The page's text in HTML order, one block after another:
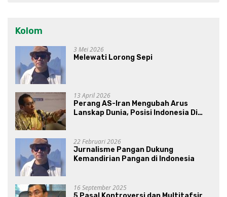
Kolom
3 Mei 2026
Melewati Lorong Sepi
13 April 2026
Perang AS-Iran Mengubah Arus
Lanskap Dunia, Posisi Indonesia Di
22 Februari 2026
Jurnalisme Pangan Dukung
Kemandirian Pangan di Indonesia
16 September 2025